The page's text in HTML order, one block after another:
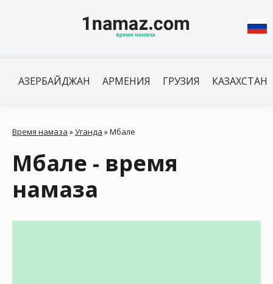
АЗЕРБАЙДЖАН АРМЕНИЯ ГРУЗИЯ КАЗАХСТАН
Время намаза »Уганда »Мбале
Мбале - время
намаза